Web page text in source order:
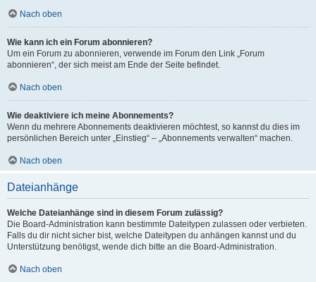
Nach oben
Wie kann ich ein Forum abonnieren?
Um ein Forum zu abonnieren, verwende im Forum den Link „Forum
abonnieren“, der sich meist am Ende der Seite befindet.
Nach oben
Wie deaktiviere ich meine Abonnements?
Wenn du mehrere Abonnements deaktivieren möchtest, so kannst du dies im
persönlichen Bereich unter „Einstieg“ – „Abonnements verwalten“ machen.
Nach oben
Dateianhänge
Welche Dateianhänge sind in diesem Forum zulässig?
Die Board-Administration kann bestimmte Dateitypen zulassen oder verbieten.
Falls du dir nicht sicher bist, welche Dateitypen du anhängen kannst und du
Unterstützung benötigst, wende dich bitte an die Board-Administration.
Nach oben